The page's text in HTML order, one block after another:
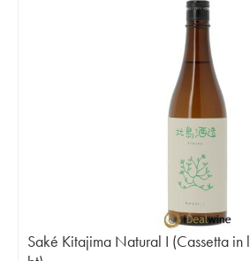
Saké Kitajima Natural I (Cassetta